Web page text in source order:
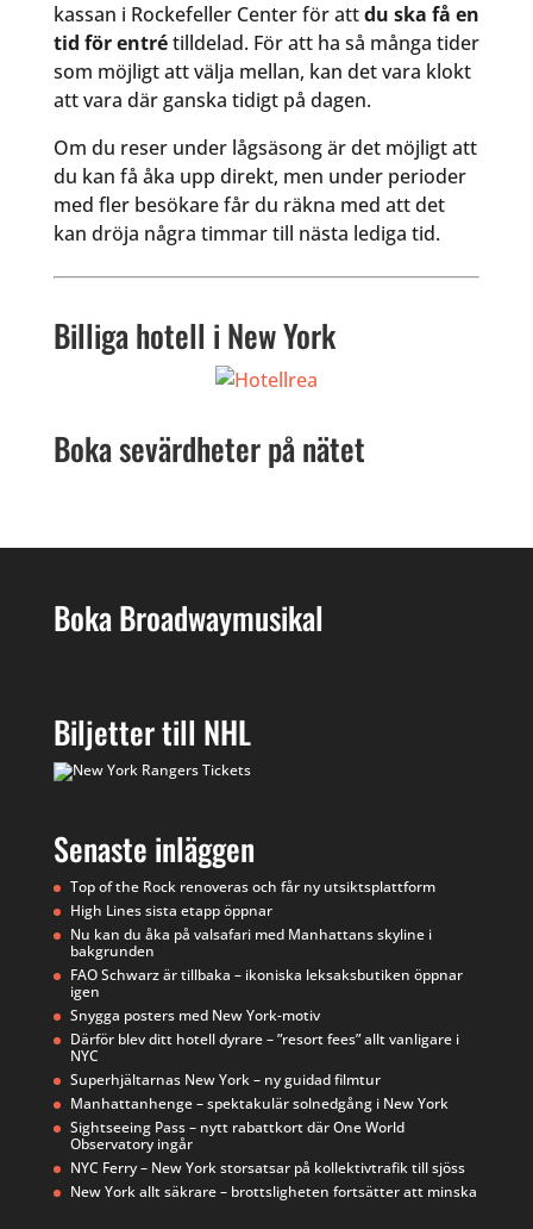
kassan i Rockefeller Center för attdu ska få en
tid för entrétilldelad. För att ha så många tider
som möjligt att välja mellan, kan det vara klokt
att vara där ganska tidigt på dagen.
Om du reser under lågsäsong är det möjligt att
du kan få åka upp direkt, men under perioder
med fler besökare får du räkna med att det
kan dröja några timmar till nästa lediga tid.
Billiga hotell i New York
Boka sevärdheter på nätet
Boka Broadwaymusikal
Biljetter till NHL
Senaste inläggen
Top of the Rock renoveras och får ny utsiktsplattform
High Lines sista etapp öppnar
Nu kan du åka på valsafari med Manhattans skyline i
bakgrunden
FAO Schwarz är tillbaka – ikoniska leksaksbutiken öppnar
igen
Snygga posters med New York-motiv
Därför blev ditt hotell dyrare – ”resort fees” allt vanligare i
NYC
Superhjältarnas New York – ny guidad filmtur
Manhattanhenge – spektakulär solnedgång i New York
Sightseeing Pass – nytt rabattkort där One World
Observatory ingår
NYC Ferry – New York storsatsar på kollektivtrafik till sjöss
New York allt säkrare – brottsligheten fortsätter att minska